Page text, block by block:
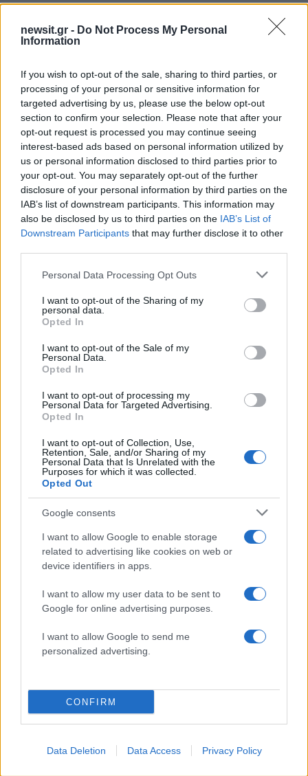
newsit.gr - Do Not Process My Personal
Information
If you wish to opt-out of the sale, sharing to third parties, or
processing of your personal or sensitive information for
targeted advertising by us, please use the below opt-out
section to confirm your selection. Please note that after your
opt-out request is processed you may continue seeing
interest-based ads based on personal information utilized by
us or personal information disclosed to third parties prior to
your opt-out. You may separately opt-out of the further
disclosure of your personal information by third parties on the
IAB’s list of downstream participants. This information may
also be disclosed by us to third parties on the IAB’s List of
Downstream Participants that may further disclose it to other
Please note that this website/app uses one or more Google
not limited to your visit or usage behaviour. You may click to
grant or deny consent to Google and its third-party tags to
use your data for below specified purposes in below Google
consent section.
Personal Data Processing Opt Outs
I want to opt-out of the Sharing of my
personal data.
Opted In
I want to opt-out of the Sale of my
Personal Data.
Opted In
I want to opt-out of processing my
Personal Data for Targeted Advertising.
Opted In
I want to opt-out of Collection, Use,
Retention, Sale, and/or Sharing of my
Personal Data that Is Unrelated with the
Purposes for which it was collected.
Opted Out
Google consents
I want to allow Google to enable storage
related to advertising like cookies on web or
device identifiers in apps.
I want to allow my user data to be sent to
Google for online advertising purposes.
I want to allow Google to send me
personalized advertising.
CONFIRM
Data Deletion Data Access Privacy Policy
Σχόλια
Σχολίασε εδώ
50 /50
Υποβολή σχολίου
Όροι Χρήσης . Το site προστατεύεται από reCAPTCHA, ισχύουν
Πολιτική Απορρήτου&Όροι Χρήσηςτης Google.
Κόσμος
Share:
Ακολουθήστε το Νewsit.gr στο
ενημερωθείτε πρώτοι για όλη την ειδησεογραφία και τα
Κλειστό μέχρι νεοτέρας το
beach bar στην Πάρο όπου
πνίγηκε ο 4χρονος –
Απολογείται ο ιδιοκτήτης
που είχε δηλωθεί ως
ναυαγοσώστης
Οι Χούθι ανέλαβαν
ευθύνη για την
διυλιστήριο της
Aramco στη
Αραβία
Πιο δημοφιλή